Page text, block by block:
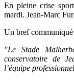
En pleine crise
mardi. Jean-Marc
Un bref
"Le Stade
conservatoire de
l’équipe